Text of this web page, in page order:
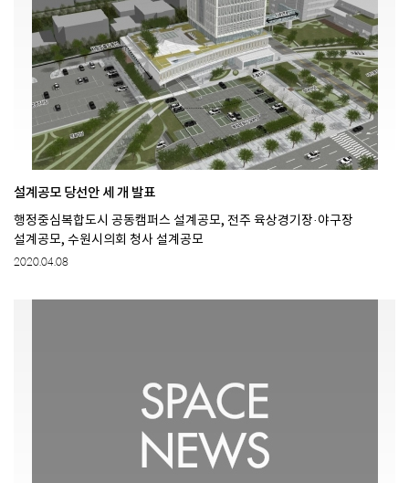
설계공모 당선안 세 개 발표
행정중심복합도시 공동캠퍼스 설계공모, 전주 육상경기장·야구장
설계공모, 수원시의회 청사 설계공모
2020.04.08